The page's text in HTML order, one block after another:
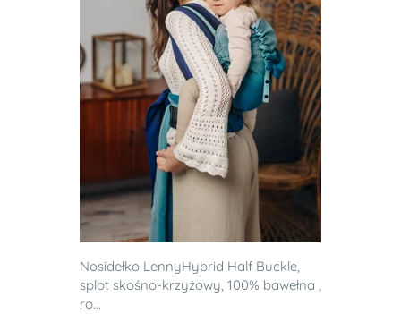
Nosidełko LennyHybrid Half Buckle,
splot skośno-krzyżowy, 100% bawełna ,
ro...